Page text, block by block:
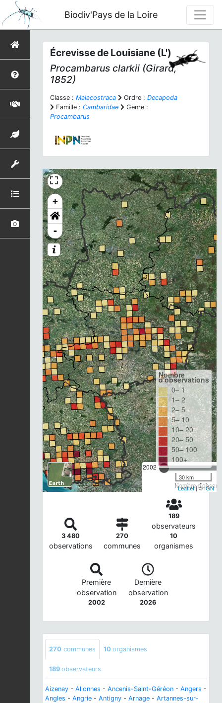
Biodiv'Pays de la Loire
Écrevisse de Louisiane (L')
Procambarus clarkii (Girard,
1852)
Classe : Malacostraca Ordre : Decapoda
Famille : Cambaridae
Genre :
Procambarus
+
-
2002
Nombre
Nombre
d'observations
0– 1
1– 2
2– 5
5– 10
10– 20
20– 50
50– 100
100+
30 km
Leaflet| ©IGN
3 480
observations
270
communes
189
observateurs
10
organismes
Première
observation
2002
Dernière
observation
2026
270 communes 10 organismes
189 observateurs
Aizenay - Allonnes - Ancenis-Saint-Géréon - Angers -
Angles - Angrie - Antigny - Arnage - Artannes-sur-